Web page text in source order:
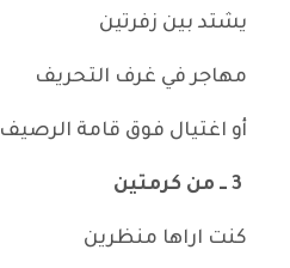
يشتد بين زفرتين
مهاجر في غرف التحريف
أو اغتيال فوق قامة الرصيف
كنت اراها منظرين